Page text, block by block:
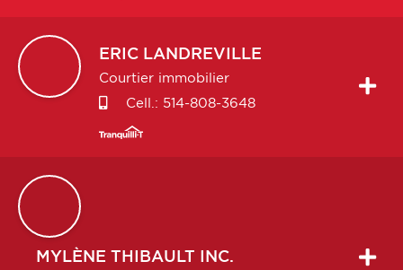
ERIC LANDREVILLE
Courtier immobilier
Cell.: 514-808-3648
MYLÈNE THIBAULT INC.